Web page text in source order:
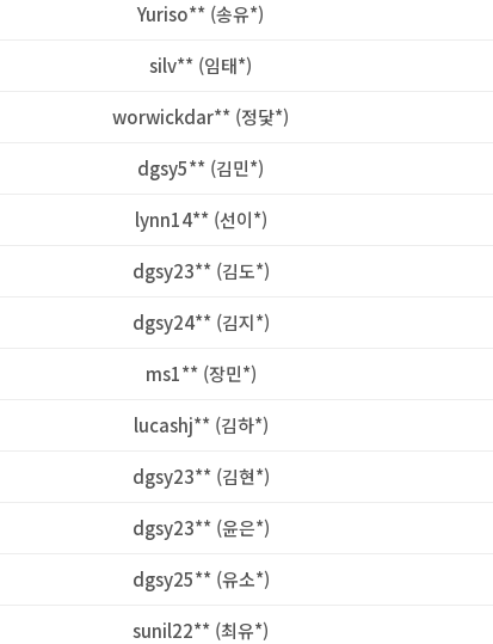
Yuriso** (송유*)
silv** (임태*)
worwickdar** (정닻*)
dgsy5** (김민*)
lynn14** (선이*)
dgsy23** (김도*)
dgsy24** (김지*)
ms1** (장민*)
lucashj** (김하*)
dgsy23** (김현*)
dgsy23** (윤은*)
dgsy25** (유소*)
sunil22** (최유*)